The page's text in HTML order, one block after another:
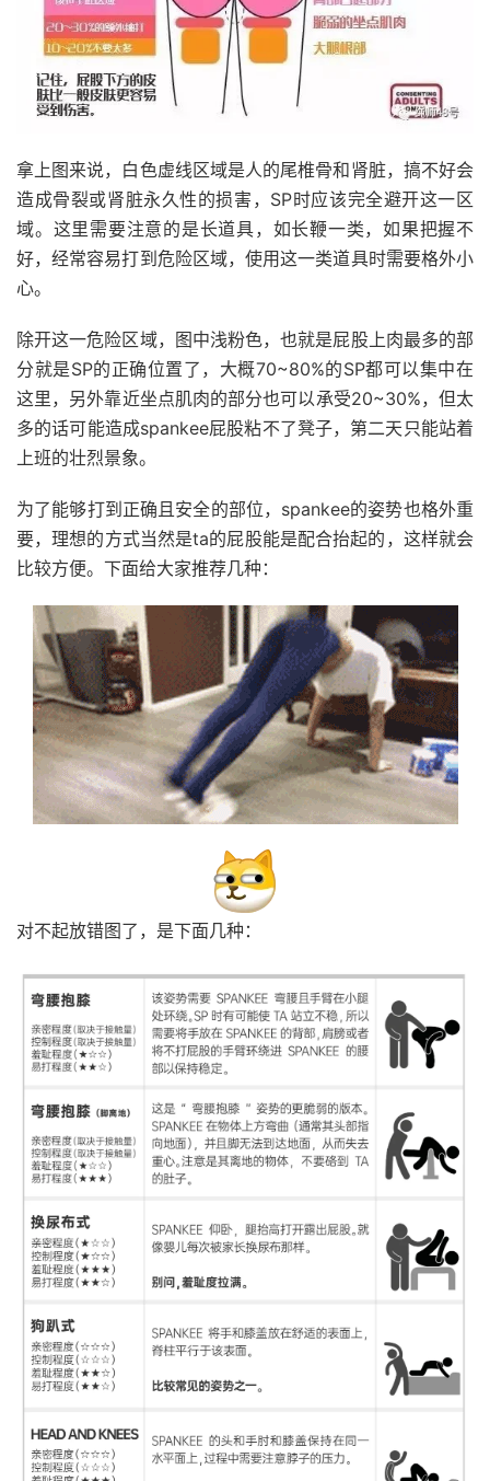
拿上图来说，白色虚线区域是人的尾椎骨和肾脏，搞不好会
造成骨裂或肾脏永久性的损害，SP时应该完全避开这一区
域。这里需要注意的是长道具，如长鞭一类，如果把握不
好，经常容易打到危险区域，使用这一类道具时需要格外小
心。
除开这一危险区域，图中浅粉色，也就是屁股上肉最多的部
分就是SP的正确位置了，大概70~80%的SP都可以集中在
这里，另外靠近坐点肌肉的部分也可以承受20~30%，但太
多的话可能造成spankee屁股粘不了凳子，第二天只能站着
上班的壮烈景象。
为了能够打到正确且安全的部位，spankee的姿势也格外重
要，理想的方式当然是ta的屁股能是配合抬起的，这样就会
比较方便。下面给大家推荐几种：
对不起放错图了，是下面几种：